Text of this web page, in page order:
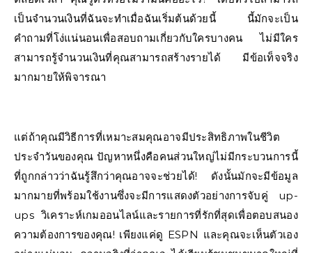
เป็นจำนวนเงินที่ฉันจะทำเมื่อฉันเริ่มต้นด้วยนี้ นี้มักจะเป็น
คำถามที่โง่แน่นอนเพื่อสอบถามเกี่ยวกับใครบางคน ไม่มีใคร
สามารถรู้จำนวนเงินที่คุณสามารถสร้างรายได้ มีข้อเท็จจริง
มากมายให้พิจารณา
แต่ถ้าคุณมีวิธีการที่เหมาะสมคุณอาจมีประสิทธิภาพในชีวิต
ประจำวันของคุณ ปัญหาหนึ่งคือคนส่วนใหญ่ไม่มีกระบวนการนี้
ที่ถูกกล่าวว่าฉันรู้สึกว่าคุณอาจจะช่วยได้! ดังนั้นมักจะมีข้อมูล
มากมายที่พร้อมใช้งานซึ่งจะมีการแสดงตัวอย่างการจับคู่ up-
ups วิเคราะห์เกมออนไลน์และรายการที่รักที่สุดเพื่อตอบสนอง
ความต้องการของคุณ! เพียงแค่ดู ESPN และคุณจะเห็นตัวเอง